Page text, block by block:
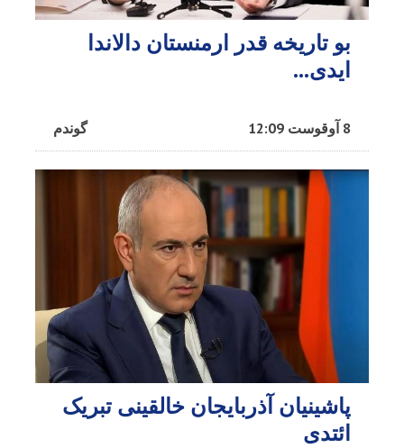
بو تاریخه قدر ارمنستان دالاندا
ایدی...
گوندم 8 آوقوست 12:09
پاشینیان آذربایجان خالقینی تبریک
ائتدی